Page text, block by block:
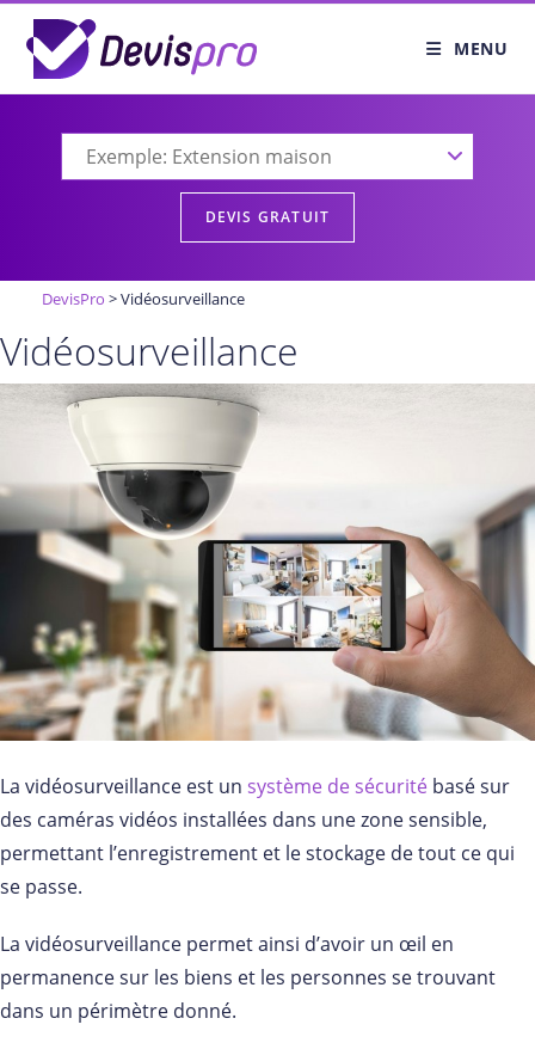
content
MENU
DevisPro >Vidéosurveillance
Vidéosurveillance
La vidéosurveillance est un système de sécurité basé sur
des caméras vidéos installées dans une zone sensible,
permettant l’enregistrement et le stockage de tout ce qui
se passe.
La vidéosurveillance permet ainsi d’avoir un œil en
permanence sur les biens et les personnes se trouvant
dans un périmètre donné.